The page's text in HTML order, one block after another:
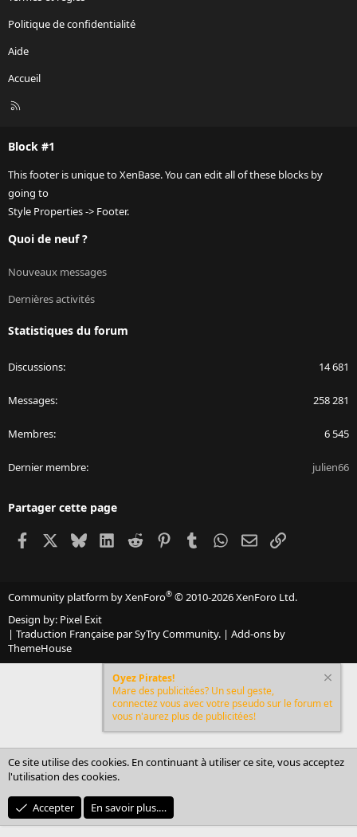
Politique de confidentialité
Aide
Accueil
R
Block #1
This footer is unique to XenBase. You can edit all of these blocks by
going to
Style Properties -> Footer.
Quoi de neuf ?
Nouveaux messages
Dernières activités
Statistiques du forum
Discussions 14 681
Messages 258 281
Membres 6 545
Dernier membre julien66
Partager cette page
Facebook BlueskyLinkedIn
Reddit PinterestTumblr WhatsApp
EmailLien
Community platform by XenForo® © 2010-2026 XenForo Ltd.
Design by: Pixel Exit
| Traduction Française par SyTry Community. | Add-ons by
ThemeHouse
Oyez Pirates!
Mare des publicitées? Un seul geste,
connectez vous avec votre pseudo sur le forum et
vous n'aurez plus de publicitées!
Ce site utilise des cookies. En continuant à utiliser ce site, vous acceptez
l'utilisation des cookies.
Accepter En savoir plus.…